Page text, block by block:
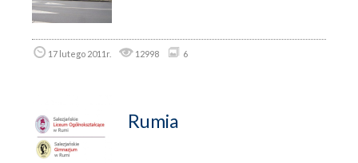
17 lutego 2011r. 12998 6
Rumia